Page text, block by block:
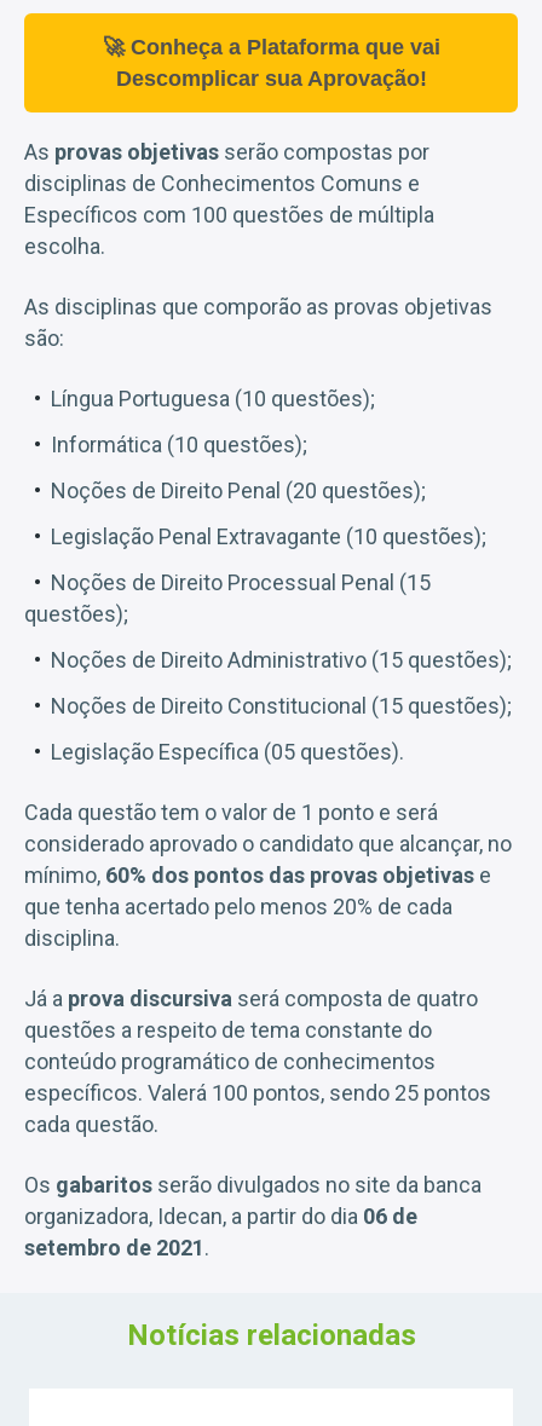
🚀 Conheça a Plataforma que vai
Descomplicar sua Aprovação!
As provas objetivas serão compostas por
disciplinas de Conhecimentos Comuns e
Específicos com 100 questões de múltipla
escolha.
As disciplinas que comporão as provas objetivas
são:
Língua Portuguesa (10 questões);
Informática (10 questões);
Noções de Direito Penal (20 questões);
Legislação Penal Extravagante (10 questões);
Noções de Direito Processual Penal (15
questões);
Noções de Direito Administrativo (15 questões);
Noções de Direito Constitucional (15 questões);
Legislação Específica (05 questões).
Cada questão tem o valor de 1 ponto e será
considerado aprovado o candidato que alcançar, no
mínimo, 60% dos pontos das provas objetivas e
que tenha acertado pelo menos 20% de cada
disciplina.
Já a prova discursiva será composta de quatro
questões a respeito de tema constante do
conteúdo programático de conhecimentos
específicos. Valerá 100 pontos, sendo 25 pontos
cada questão.
Os gabaritos serão divulgados no site da banca
organizadora, Idecan, a partir do dia 06 de
setembro de 2021.
Notícias relacionadas